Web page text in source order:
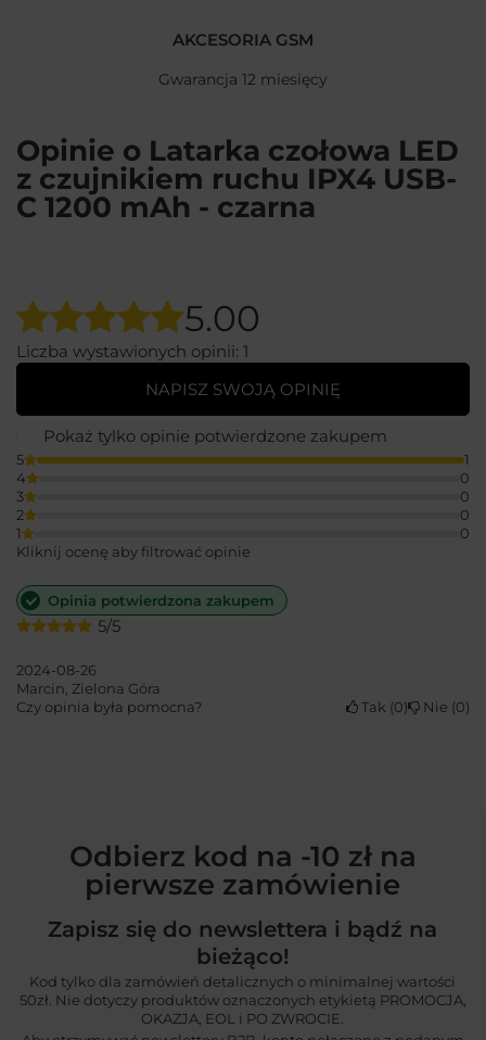
AKCESORIA GSM
Gwarancja 12 miesięcy
Opinie o Latarka czołowa LED
z czujnikiem ruchu IPX4 USB-
C 1200 mAh - czarna
5.00
Liczba wystawionych opinii: 1
NAPISZ SWOJĄ OPINIĘ
Pokaż tylko opinie potwierdzone zakupem
5
1
4
0
3
0
2
0
1
0
Kliknij ocenę aby filtrować opinie
5/5
Opinia potwierdzona zakupem
2024-08-26
Marcin, Zielona Góra
Czy opinia była pomocna?
Tak 0 Nie 0
Odbierz kod na -10 zł na
pierwsze zamówienie
Zapisz się do newslettera i bądź na
bieżąco!
Kod tylko dla zamówień detalicznych o minimalnej wartości
50zł. Nie dotyczy produktów oznaczonych etykietą PROMOCJA,
OKAZJA, EOL i PO ZWROCIE.